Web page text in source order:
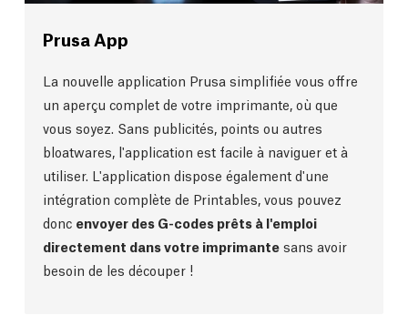
Prusa App
La nouvelle application Prusa simplifiée vous offre
un aperçu complet de votre imprimante, où que
vous soyez. Sans publicités, points ou autres
bloatwares, l'application est facile à naviguer et à
utiliser. L'application dispose également d'une
intégration complète de Printables, vous pouvez
donc envoyer des G-codes prêts à l'emploi
directement dans votre imprimante sans avoir
besoin de les découper !